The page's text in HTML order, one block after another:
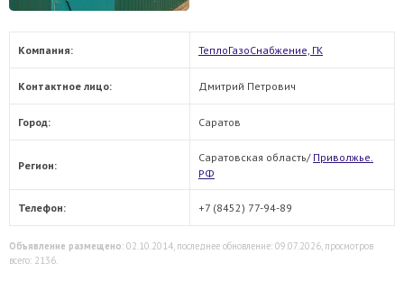
Компания: ТеплоГазоСнабжение, ГК
Контактное лицо: Дмитрий Петрович
Город: Саратов
Регион:
Саратовская область/ Приволжье.
РФ
Телефон: +7 (8452) 77-94-89
Объявление размещено: 02.10.2014, последнее обновление: 09.07.2026, просмотров
всего: 2136.